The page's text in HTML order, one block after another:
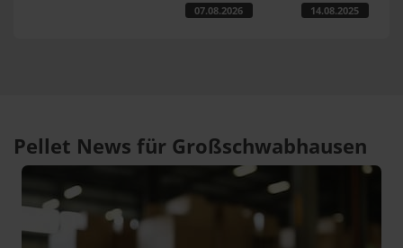
07.08.2026 14.08.2025
Pellet News für Großschwabhausen